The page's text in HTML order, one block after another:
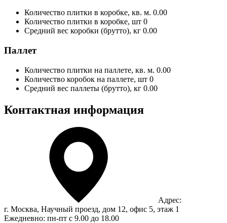
Количество плитки в коробке, кв. м. 0.00
Количество плитки в коробке, шт 0
Средний вес коробки (брутто), кг 0.00
Паллет
Количество плитки на паллете, кв. м. 0.00
Количество коробок на паллете, шт 0
Средний вес паллеты (брутто), кг 0.00
Контактная информация
Адрес:
г. Москва, Научный проезд, дом 12, офис 5, этаж 1
Ежедневно: пн-пт с 9.00 до 18.00